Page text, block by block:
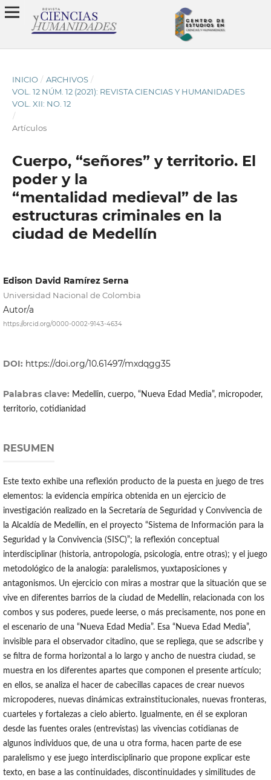
INICIO / ARCHIVOS /
VOL. 12 NÚM. 12 (2021): REVISTA CIENCIAS Y HUMANIDADES
VOL. XII: NO. 12
/
Artículos
Cuerpo, “señores” y territorio. El
poder y la
“mentalidad medieval” de las
estructuras criminales en la
ciudad de Medellín
Edison David Ramírez Serna
Universidad Nacional de Colombia
Autor/a
https://orcid.org/0000-0002-9143-4634
DOI: https://doi.org/10.61497/mxdqgg35
Palabras clave: Medellin, cuerpo, “Nueva Edad Media”, micropoder,
territorio, cotidianidad
RESUMEN
Este texto exhibe una reflexión producto de la puesta en juego de tres
elementos: la evidencia empírica obtenida en un ejercicio de
investigación realizado en la Secretaría de Seguridad y Convivencia de
la Alcaldía de Medellín, en el proyecto “Sistema de Información para la
Seguridad y la Convivencia (SISC)”; la reflexión conceptual
interdisciplinar (historia, antropología, psicología, entre otras); y el juego
metodológico de la analogía: paralelismos, yuxtaposiciones y
antagonismos. Un ejercicio con miras a mostrar que la situación que se
vive en diferentes barrios de la ciudad de Medellín, relacionada con los
combos y sus poderes, puede leerse, o más precisamente, nos pone en
el escenario de una “Nueva Edad Media”. Esa “Nueva Edad Media”,
invisible para el observador citadino, que se repliega, que se adscribe y
se filtra de forma horizontal a lo largo y ancho de nuestra ciudad, se
muestra en los diferentes apartes que componen el presente artículo;
en ellos, se analiza el hacer de cabecillas capaces de crear nuevos
micropoderes, nuevas dinámicas extrainstitucionales, nuevas fronteras,
cuarteles y fortalezas a cielo abierto. Igualmente, en él se exploran
desde las fuentes orales (entrevistas) las vivencias cotidianas de
algunos individuos que, de una u otra forma, hacen parte de ese
paralelismo y ese juego interdisciplinario que propone explicar este
texto, en base a las continuidades, discontinuidades y similitudes de